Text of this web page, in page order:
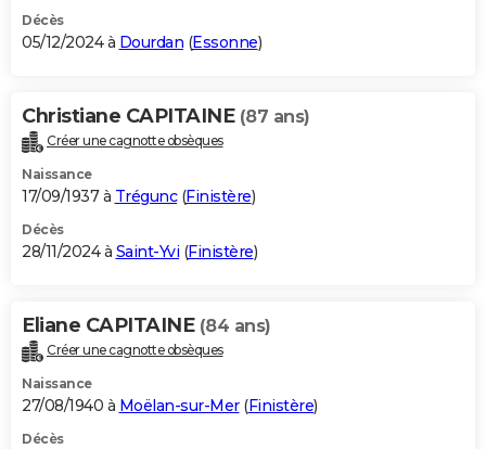
Décès
05/12/2024 à Dourdan (Essonne)
Christiane CAPITAINE (87 ans)
Créer une cagnotte obsèques
Naissance
17/09/1937 à Trégunc(Finistère)
Décès
28/11/2024 à Saint-Yvi (Finistère)
Eliane CAPITAINE (84 ans)
Créer une cagnotte obsèques
Naissance
27/08/1940 à Moëlan-sur-Mer(Finistère)
Décès